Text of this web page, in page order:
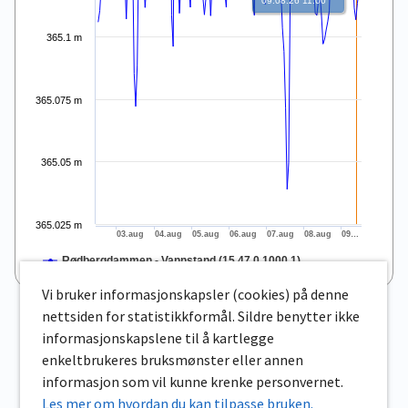
Rødbergdammen - Vannstand (15.47.0.1000.1)
365.025 m
365.05 m
365.075 m
365.1 m
03.aug 04.aug 05.aug 06.aug 07.aug 08.aug 09…
End of interactive chart.
Vi bruker informasjonskapsler (cookies) på denne
nettsiden for statistikkformål. Sildre benytter ikke
informasjonskapslene til å kartlegge
enkeltbrukeres bruksmønster eller annen
informasjon som vil kunne krenke personvernet.
Les mer om hvordan du kan tilpasse bruken.